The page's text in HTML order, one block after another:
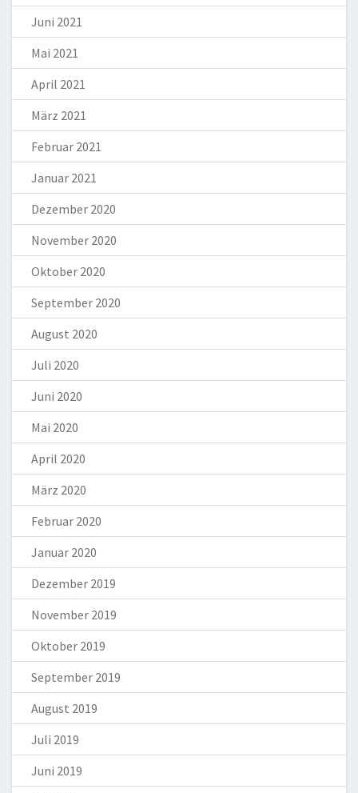
Juni 2021
Mai 2021
April 2021
März 2021
Februar 2021
Januar 2021
Dezember 2020
November 2020
Oktober 2020
September 2020
August 2020
Juli 2020
Juni 2020
Mai 2020
April 2020
März 2020
Februar 2020
Januar 2020
Dezember 2019
November 2019
Oktober 2019
September 2019
August 2019
Juli 2019
Juni 2019